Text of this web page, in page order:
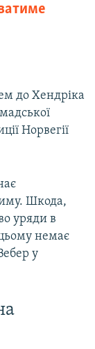
до Хендріка
Норвегії
Шкода,
уряди в
немає
у